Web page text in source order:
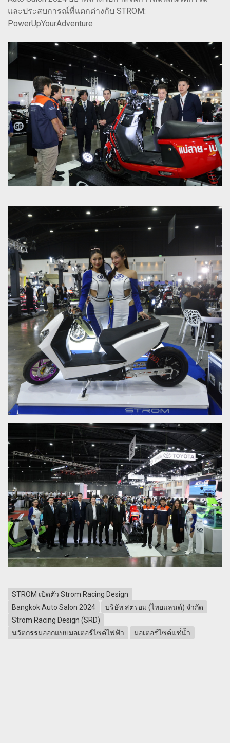
และประสบการณ์ที่แตกต่างกับ STROM:
PowerUpYourAdventure
STROM เปิดตัว Strom Racing Design
Bangkok Auto Salon 2024
บริษัท สตรอม (ไทยแลนด์) จำกัด
Strom Racing Design (SRD)
นวัตกรรมออกแบบมอเตอร์ไซค์ไฟฟ้า
มอเตอร์ไซค์แช่่น้ำ